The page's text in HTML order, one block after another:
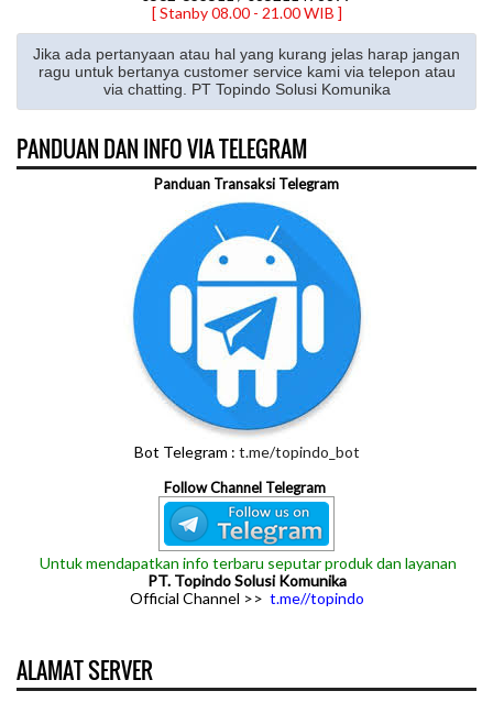
[ Stanby 08.00 - 21.00 WIB ]
Jika ada pertanyaan atau hal yang kurang jelas harap jangan
ragu untuk bertanya customer service kami via telepon atau
via chatting. PT Topindo Solusi Komunika
PANDUAN DAN INFO VIA TELEGRAM
Panduan Transaksi Telegram
Bot Telegram : t.me/topindo_bot
Follow Channel Telegram
Untuk mendapatkan info terbaru seputar produk dan layanan
PT. Topindo Solusi Komunika
Official Channel >> t.me//topindo
ALAMAT SERVER